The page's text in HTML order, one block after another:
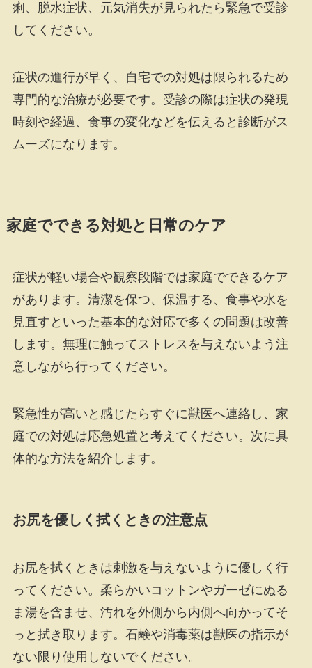
痢、脱水症状、元気消失が見られたら緊急で受診
してください。
症状の進行が早く、自宅での対処は限られるため
専門的な治療が必要です。受診の際は症状の発現
時刻や経過、食事の変化などを伝えると診断がス
ムーズになります。
家庭でできる対処と日常のケア
症状が軽い場合や観察段階では家庭でできるケア
があります。清潔を保つ、保温する、食事や水を
見直すといった基本的な対応で多くの問題は改善
します。無理に触ってストレスを与えないよう注
意しながら行ってください。
緊急性が高いと感じたらすぐに獣医へ連絡し、家
庭での対処は応急処置と考えてください。次に具
体的な方法を紹介します。
お尻を優しく拭くときの注意点
お尻を拭くときは刺激を与えないように優しく行
ってください。柔らかいコットンやガーゼにぬる
ま湯を含ませ、汚れを外側から内側へ向かってそ
っと拭き取ります。石鹸や消毒薬は獣医の指示が
ない限り使用しないでください。